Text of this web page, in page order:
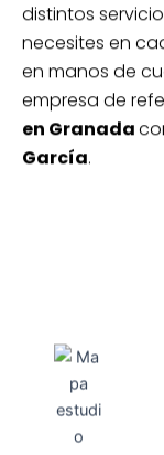
distintos
necesites en
en manos de
empresa de
en Granada
García.